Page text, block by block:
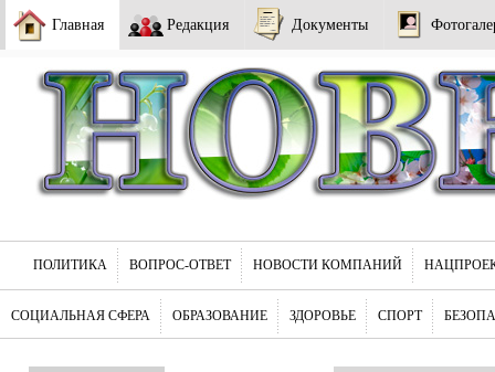
Главная Редакция Документы
ПОЛИТИКА ВОПРОС-ОТВЕТ НОВОСТИ КОМПАНИЙ
СОЦИАЛЬНАЯ СФЕРА ОБРАЗОВАНИЕ ЗДОРОВЬЕ СПОРТ